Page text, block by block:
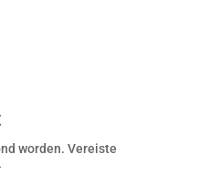
worden. Vereiste